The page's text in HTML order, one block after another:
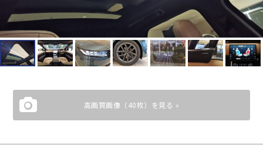
高画質画像（40枚）を見る »